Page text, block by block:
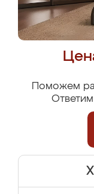
Поможем